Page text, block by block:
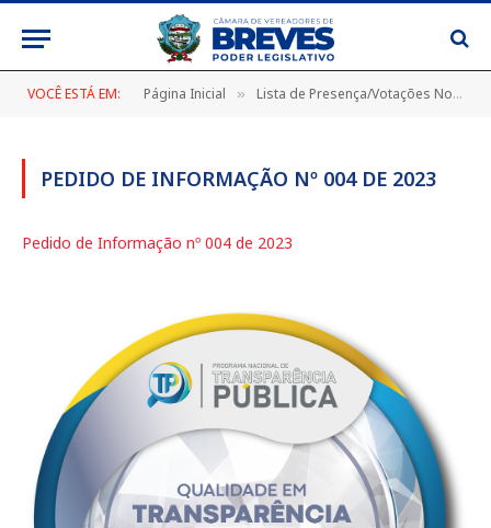
VOCÊ ESTÁ EM: Página Inicial » Lista de Presença/Votações Nominais
PEDIDO DE INFORMAÇÃO Nº 004 DE 2023
Pedido de Informação nº 004 de 2023